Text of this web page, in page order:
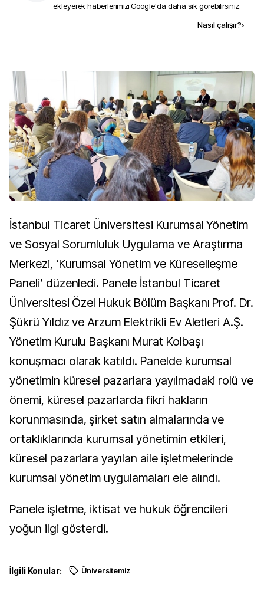
ekleyerek haberlerimizi Google'da daha sık görebilirsiniz.
Nasıl çalışır?›
İstanbul Ticaret Üniversitesi Kurumsal Yönetim
ve Sosyal Sorumluluk Uygulama ve Araştırma
Merkezi, ‘Kurumsal Yönetim ve Küreselleşme
Paneli’ düzenledi. Panele İstanbul Ticaret
Üniversitesi Özel Hukuk Bölüm Başkanı Prof. Dr.
Şükrü Yıldız ve Arzum Elektrikli Ev Aletleri A.Ş.
Yönetim Kurulu Başkanı Murat Kolbaşı
konuşmacı olarak katıldı. Panelde kurumsal
yönetimin küresel pazarlara yayılmadaki rolü ve
önemi, küresel pazarlarda fikri hakların
korunmasında, şirket satın almalarında ve
ortaklıklarında kurumsal yönetimin etkileri,
küresel pazarlara yayılan aile işletmelerinde
kurumsal yönetim uygulamaları ele alındı.
Panele işletme, iktisat ve hukuk öğrencileri
yoğun ilgi gösterdi.
İlgili Konular: Üniversitemiz